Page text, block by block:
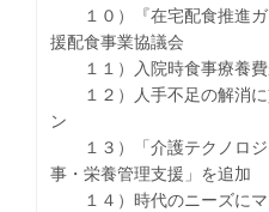
１０）『在宅配食推進ガ
援配食事業協議会
１１）入院時食事療養費
１２）人手不足の解消に
ン
１３）「介護テクノロジ
事・栄養管理支援」を追加
１４）時代のニーズにマ